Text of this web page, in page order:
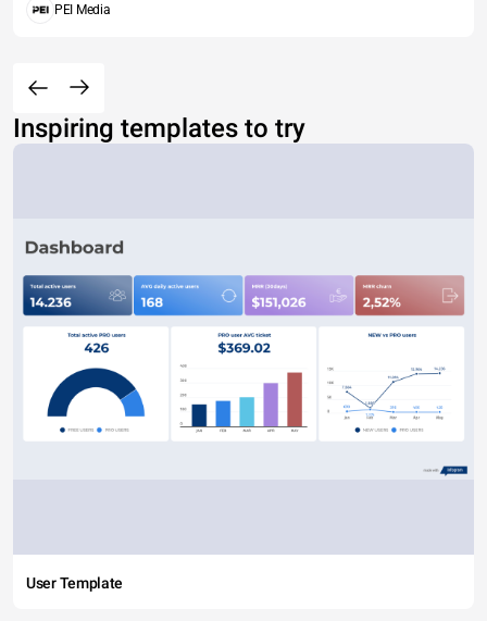
PEI Media
Inspiring templates to try
User Template